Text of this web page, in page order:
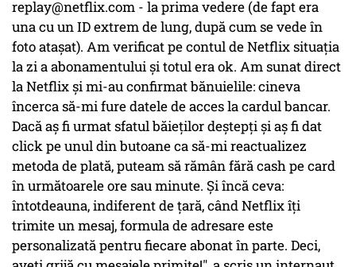
replay@netflix.com - la prima vedere (de fapt era
una cu un ID extrem de lung, după cum se vede în
foto atașat). Am verificat pe contul de Netflix situația
la zi a abonamentului și totul era ok. Am sunat direct
la Netflix și mi-au confirmat bănuielile: cineva
încerca să-mi fure datele de acces la cardul bancar.
Dacă aș fi urmat sfatul băieților deștepți și aș fi dat
click pe unul din butoane ca să-mi reactualizez
metoda de plată, puteam să rămân fără cash pe card
în următoarele ore sau minute. Și încă ceva:
întotdeauna, indiferent de țară, când Netflix îți
trimite un mesaj, formula de adresare este
personalizată pentru fiecare abonat în parte. Deci,